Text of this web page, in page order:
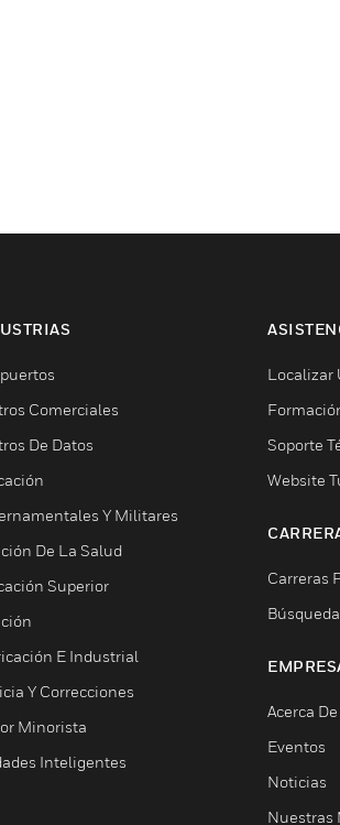
Comerciales
De Datos
Y Militares
De La Salud
Superior
E Industrial
Y Correcciones
Minorista
Inteligentes
Localizar
Soporte
Website
Carreras
Acerca De
Eventos
Noticias
Nuestras